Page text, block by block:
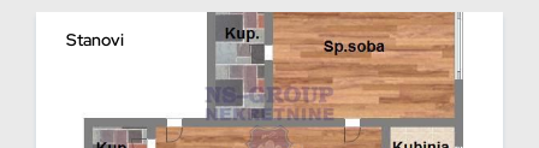
Stanovi